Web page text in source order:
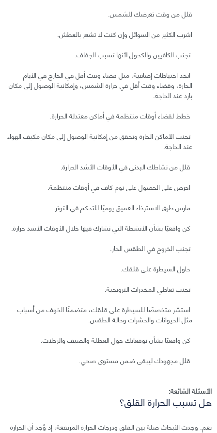
قلل من وقت تعرضك للشمس.
اشرب الكثير من السوائل وإن كنت لا تشعر بالعطش.
تجنب الكافيين والكحول لأنها تسبب الجفاف.
اتخذ احتياطات إضافية، مثل قضاء وقت أقل في الخارج في الأيام
الحارة، وقضاء وقت أقل في حرارة الشمس، وإمكانية الوصول إلى مكان
بارد عند الحاجة.
خطط لقضاء أوقات منتظمة في أماكن معتدلة الحرارة.
تجنب الأماكن الحارة وتحقق من إمكانية الوصول إلى مكان مكيف الهواء
عند الحاجة.
قلل من نشاطك البدني في الأوقات الأشد الحرارة.
احرص على الحصول على نوم كاف في أوقات منتظمة.
مارس طرق الاسترخاء العميق يوميًا للتحكم في التوتر.
كن واقعيًا بشأن الأنشطة التي تشارك فيها خلال الأوقات الأشد حرارة.
تجنب الخروج في الطقس الحار.
حاول السيطرة على قلقك.
تجنب تعاطي المخدرات الترويحية.
استشر متخصصًا للسيطرة على قلقك، متضمنًا الخوف من أسباب
مثل الحيوانات والحشرات وحالة الطقس.
كن واقعيًا بشأن توقعاتك حول العطلة والصيف والرحلات.
قلل مجهودك ليبقى ضمن مستوى صحي.
الأسئلة الشائعة:
هل تسبب الحرارة القلق؟
نعم. وجدت الأبحاث صلة بين القلق ودرجات الحرارة المرتفعة، إذ وُجد أن الحرارة